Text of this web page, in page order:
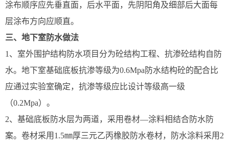
涂布顺序应先垂直面，后水平面，先阴阳角及细部后大面每
层涂布方向应顺直。
三、地下室防水做法
1、室外围护结构防水项目分为砼结构工程、抗渗砼结构自防
水。地下室基础底板抗渗等级为0.6Mpa防水结构砼的配合比
应通过实验室确定，抗渗等级应比设计等级高一级
（0.2Mpa）。
2、基础底板防水层为两道，采用卷材—涂料相结合防水防
案。卷材采用1.5㎜厚三元乙丙橡胶防水卷材，防水涂料采用2